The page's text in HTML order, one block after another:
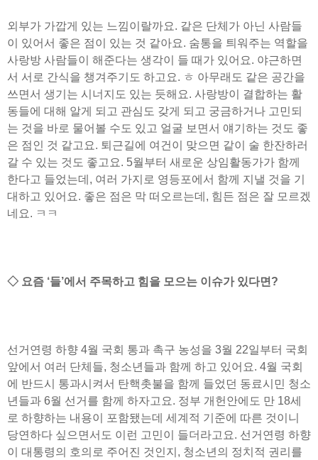
외부가 가깝게 있는 느낌이랄까요. 같은 단체가 아닌 사람들
이 있어서 좋은 점이 있는 것 같아요. 숨통을 틔워주는 역할을
사랑방 사람들이 해준다는 생각이 들 때가 있어요. 야근하면
서 서로 간식을 챙겨주기도 하고요. ㅎ 아무래도 같은 공간을
쓰면서 생기는 시너지도 있는 듯해요. 사랑방이 결합하는 활
동들에 대해 알게 되고 관심도 갖게 되고 궁금하거나 고민되
는 것을 바로 물어볼 수도 있고 얼굴 보면서 얘기하는 것도 좋
은 점인 것 같고요. 퇴근길에 여건이 맞으면 같이 술 한잔하러
갈 수 있는 것도 좋고요. 5월부터 새로운 상임활동가가 함께
한다고 들었는데, 여러 가지로 영등포에서 함께 지낼 것을 기
대하고 있어요. 좋은 점은 막 떠오르는데, 힘든 점은 잘 모르겠
네요. ㅋㅋ
◇ 요즘 ‘들’에서 주목하고 힘을 모으는 이슈가 있다면?
선거연령 하향 4월 국회 통과 촉구 농성을 3월 22일부터 국회
앞에서 여러 단체들, 청소년들과 함께 하고 있어요. 4월 국회
에 반드시 통과시켜서 탄핵촛불을 함께 들었던 동료시민 청소
년들과 6월 선거를 함께 하자고요. 정부 개헌안에도 만 18세
로 하향하는 내용이 포함됐는데 세계적 기준에 따른 것이니
당연하다 싶으면서도 이런 고민이 들더라고요. 선거연령 하향
이 대통령의 호의로 주어진 것인지, 청소년의 정치적 권리를